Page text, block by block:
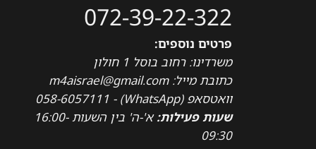
072-39-22-322
פרטים נוספים:
משרדינו: רחוב בוסל 1 חולון
כתובת מייל: m4aisrael@gmail.com
וואטסאפ (WhatsApp) - 058-6057111
שעות פעילות:
א'-ה' בין השעות 16:00-
09:30